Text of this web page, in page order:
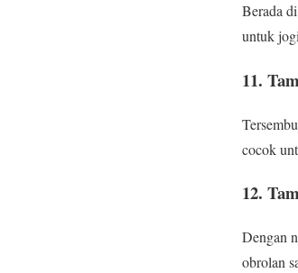
Berada
untuk
11.
cocok
12.
Dengan
obrolan